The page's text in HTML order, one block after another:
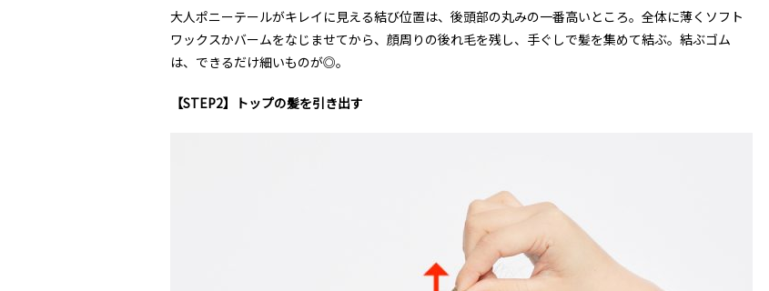
大人ポニーテールがキレイに見える結び位置は、後頭部の丸みの一番高いところ。全体に薄くソフト
ワックスかバームをなじませてから、顔周りの後れ毛を残し、手ぐしで髪を集めて結ぶ。結ぶゴム
は、できるだけ細いものが◎。
【STEP2】トップの髪を引き出す